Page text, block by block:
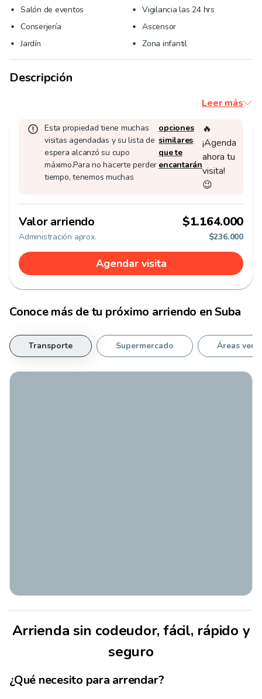
Salón de eventos
Vigilancia las 24 hrs
Conserjería
Ascensor
Jardín
Zona infantil
Descripción
Leer más
Esta propiedad tiene muchas
visitas agendadas y su lista de
espera alcanzó su cupo
máximo.Para no hacerte perder
tiempo, tenemos muchas
opciones
similares
que te
encantarán
🔥
¡Agenda
ahora tu
visita!
😉
Valor arriendo $1.164.000
Administración aprox. $236.000
Agendar visita
Conoce más de tu próximo arriendo enSuba
Transporte Supermercado Áreas
Arrienda sin codeudor, fácil, rápido y
seguro
¿Qué necesito para arrendar?